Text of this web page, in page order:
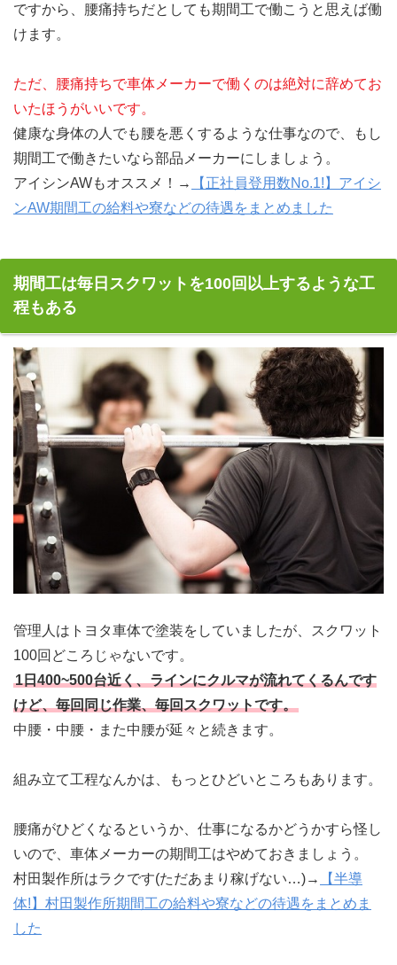
ですから、腰痛持ちだとしても期間工で働こうと思えば働
けます。
ただ、腰痛持ちで車体メーカーで働くのは絶対に辞めてお
いたほうがいいです。
健康な身体の人でも腰を悪くするような仕事なので、もし
期間工で働きたいなら部品メーカーにしましょう。
アイシンAWもオススメ！→
【正社員登用数No.1!】アイシ
ンAW期間工の給料や寮などの待遇をまとめました
期間工は毎日スクワットを100回以上するような工
程もある
管理人はトヨタ車体で塗装をしていましたが、スクワット
100回どころじゃないです。
1日400~500台近く、ラインにクルマが流れてくるんです
けど、毎回同じ作業、毎回スクワットです。
中腰・中腰・また中腰が延々と続きます。
組み立て工程なんかは、もっとひどいところもあります。
腰痛がひどくなるというか、仕事になるかどうかすら怪し
いので、車体メーカーの期間工はやめておきましょう。
村田製作所はラクです(ただあまり稼げない…)→
【半導
体!】村田製作所期間工の給料や寮などの待遇をまとめま
した